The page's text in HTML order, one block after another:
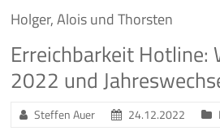
Holger, Alois und Thorsten
Erreichbarkeit Hotline:
2022 und
Steffen Auer 24.12.2022